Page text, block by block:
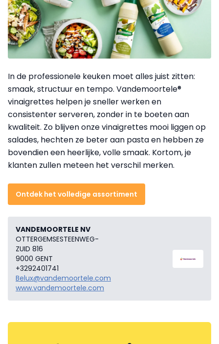
In de professionele keuken moet alles juist zitten:
smaak, structuur en tempo. Vandemoortele®
vinaigrettes helpen je sneller werken en
consistenter serveren, zonder in te boeten aan
kwaliteit. Zo blijven onze vinaigrettes mooi liggen op
salades, hechten ze beter aan pasta en hebben ze
bovendien een heerlijke, volle smaak. Kortom, je
klanten zullen meteen het verschil merken.
Ontdek het volledige assortiment
VANDEMOORTELE NV
OTTERGEMSESTEENWEG-
ZUID 816
9000 GENT
+3292401741
Belux@vandemoortele.com
www.vandemoortele.com